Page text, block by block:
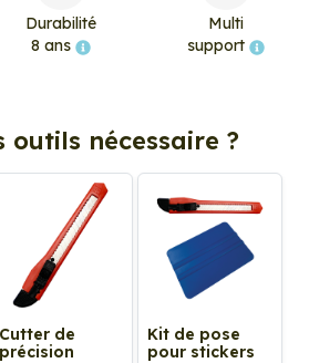
Durabilité
8 ans
Multi
support
outils nécessaire ?
Cutter de
précision
Kit de pose
pour stickers